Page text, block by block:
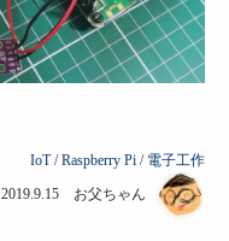
IoT/Raspberry Pi / 電子工作
2019.9.15 お父ちゃん